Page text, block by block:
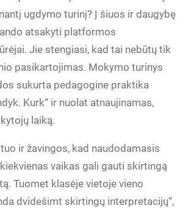
ugdymo turinį? Į šiuos ir daugybę
atsakyti platformos
Jie stengiasi, kad tai nebūtų tik
pasikartojimas. Mokymo turinys
sukurta pedagogine praktika
Kurk“ ir nuolat atnaujinamas,
laiką.
ir žavingos, kad naudodamasis
vaikas gali gauti skirtingą
Tuomet klasėje vietoje vieno
dvidešimt skirtingų interpretacijų“,